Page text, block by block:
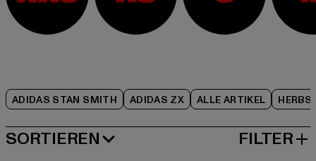
ADIDAS STAN SMITH ADIDAS ZX ALLE ARTIKEL
SORTIEREN
BELIEBTESTE FILTER